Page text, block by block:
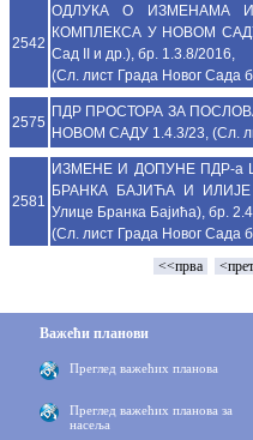
2542
ОДЛУКA О ИЗМЕНАМА
КОМПЛЕКСА У НОВОМ САДУ
Сад II и др.), бр. 1.3.8/2016,
(Сл. лист Града Новог Сада
2575
ПДР ПРОСТОРА ЗА
НОВОМ САДУ 1.4.3/23, (Сл.
2581
ИЗМЕНЕ И ДОПУНЕ ПДР-а
БРАНКА БАЈИЋА И
Улице Бранка Бајића), бр.
(Сл. лист Града Новог Сада
<<прва
Важећи планови
Преглед важећих планова
Преглед важећих планова за
насеља